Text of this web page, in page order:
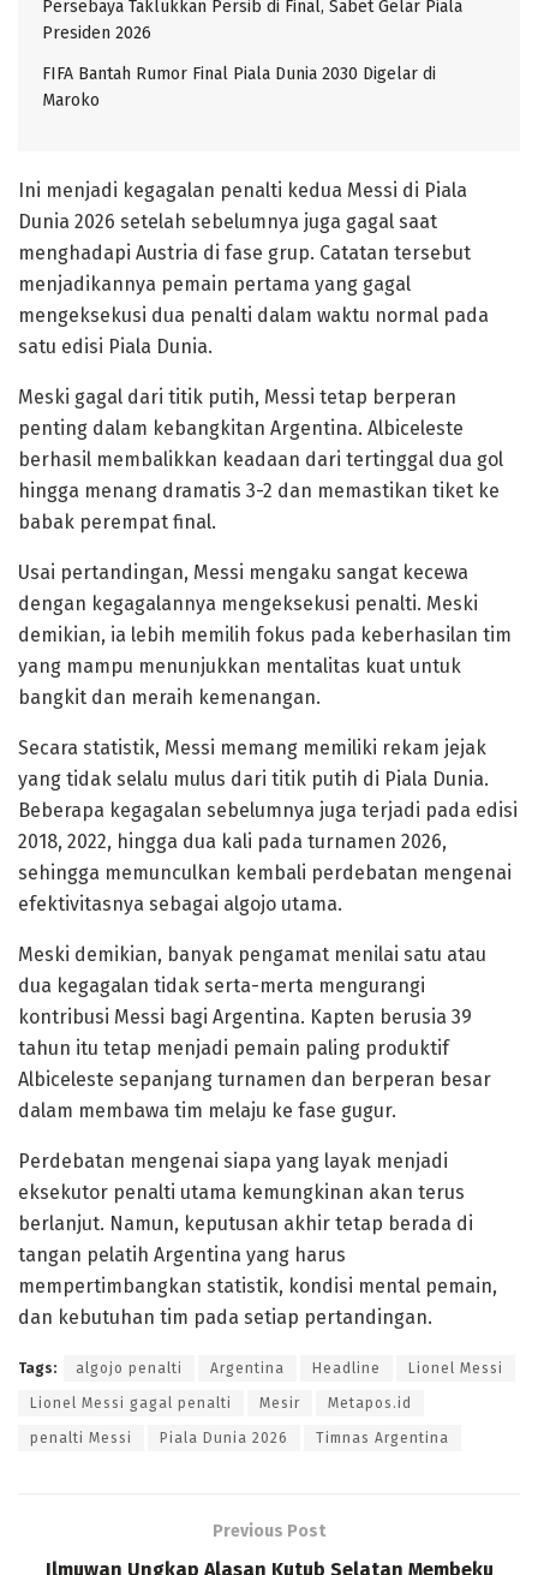
Persebaya Taklukkan Persib di Final, Sabet Gelar Piala
Presiden 2026
FIFA Bantah Rumor Final Piala Dunia 2030 Digelar di
Maroko
Ini menjadi kegagalan penalti kedua Messi di Piala
Dunia 2026 setelah sebelumnya juga gagal saat
menghadapi Austria di fase grup. Catatan tersebut
menjadikannya pemain pertama yang gagal
mengeksekusi dua penalti dalam waktu normal pada
satu edisi Piala Dunia.
Meski gagal dari titik putih, Messi tetap berperan
penting dalam kebangkitan Argentina. Albiceleste
berhasil membalikkan keadaan dari tertinggal dua gol
hingga menang dramatis 3-2 dan memastikan tiket ke
babak perempat final.
Usai pertandingan, Messi mengaku sangat kecewa
dengan kegagalannya mengeksekusi penalti. Meski
demikian, ia lebih memilih fokus pada keberhasilan tim
yang mampu menunjukkan mentalitas kuat untuk
bangkit dan meraih kemenangan.
Secara statistik, Messi memang memiliki rekam jejak
yang tidak selalu mulus dari titik putih di Piala Dunia.
Beberapa kegagalan sebelumnya juga terjadi pada edisi
2018, 2022, hingga dua kali pada turnamen 2026,
sehingga memunculkan kembali perdebatan mengenai
efektivitasnya sebagai algojo utama.
Meski demikian, banyak pengamat menilai satu atau
dua kegagalan tidak serta-merta mengurangi
kontribusi Messi bagi Argentina. Kapten berusia 39
tahun itu tetap menjadi pemain paling produktif
Albiceleste sepanjang turnamen dan berperan besar
dalam membawa tim melaju ke fase gugur.
Perdebatan mengenai siapa yang layak menjadi
eksekutor penalti utama kemungkinan akan terus
berlanjut. Namun, keputusan akhir tetap berada di
tangan pelatih Argentina yang harus
mempertimbangkan statistik, kondisi mental pemain,
dan kebutuhan tim pada setiap pertandingan.
Tags: algojo penalti Argentina Headline Lionel Messi
Lionel Messi gagal penalti Mesir Metapos.id
penalti Messi Piala Dunia 2026 Timnas Argentina
Previous Post
Ilmuwan Ungkap Alasan Kutub Selatan Membeku